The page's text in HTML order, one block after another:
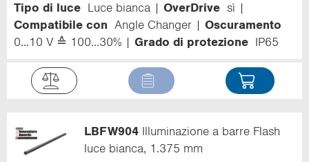
Tipo di luce
Luce bianca OverDrive
sì
Compatibile con
Angle Changer
Oscuramento
0...10 V ≙ 100...30%
Grado di protezione IP65
LBFW904 Illuminazione a barre Flash
luce bianca, 1.375 mm